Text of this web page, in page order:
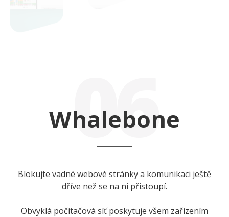
Whalebone
06
Blokujte vadné webové stránky a komunikaci ještě
dříve než se na ni přistoupí.
Obvyklá počítačová síť poskytuje všem zařízením